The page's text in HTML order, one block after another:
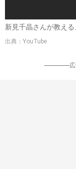
新見千晶さんが教え
出典：YouTube
-----------------